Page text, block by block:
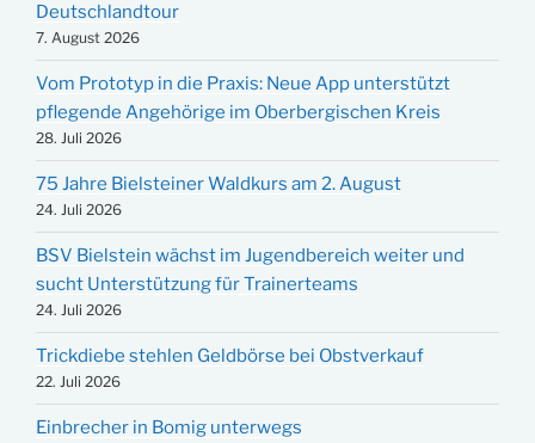
Deutschlandtour
7. August 2026
Vom Prototyp in die Praxis: Neue App unterstützt
pflegende Angehörige im Oberbergischen Kreis
28. Juli 2026
75 Jahre Bielsteiner Waldkurs am 2. August
24. Juli 2026
BSV Bielstein wächst im Jugendbereich weiter und
sucht Unterstützung für Trainerteams
24. Juli 2026
Trickdiebe stehlen Geldbörse bei Obstverkauf
22. Juli 2026
Einbrecher in Bomig unterwegs